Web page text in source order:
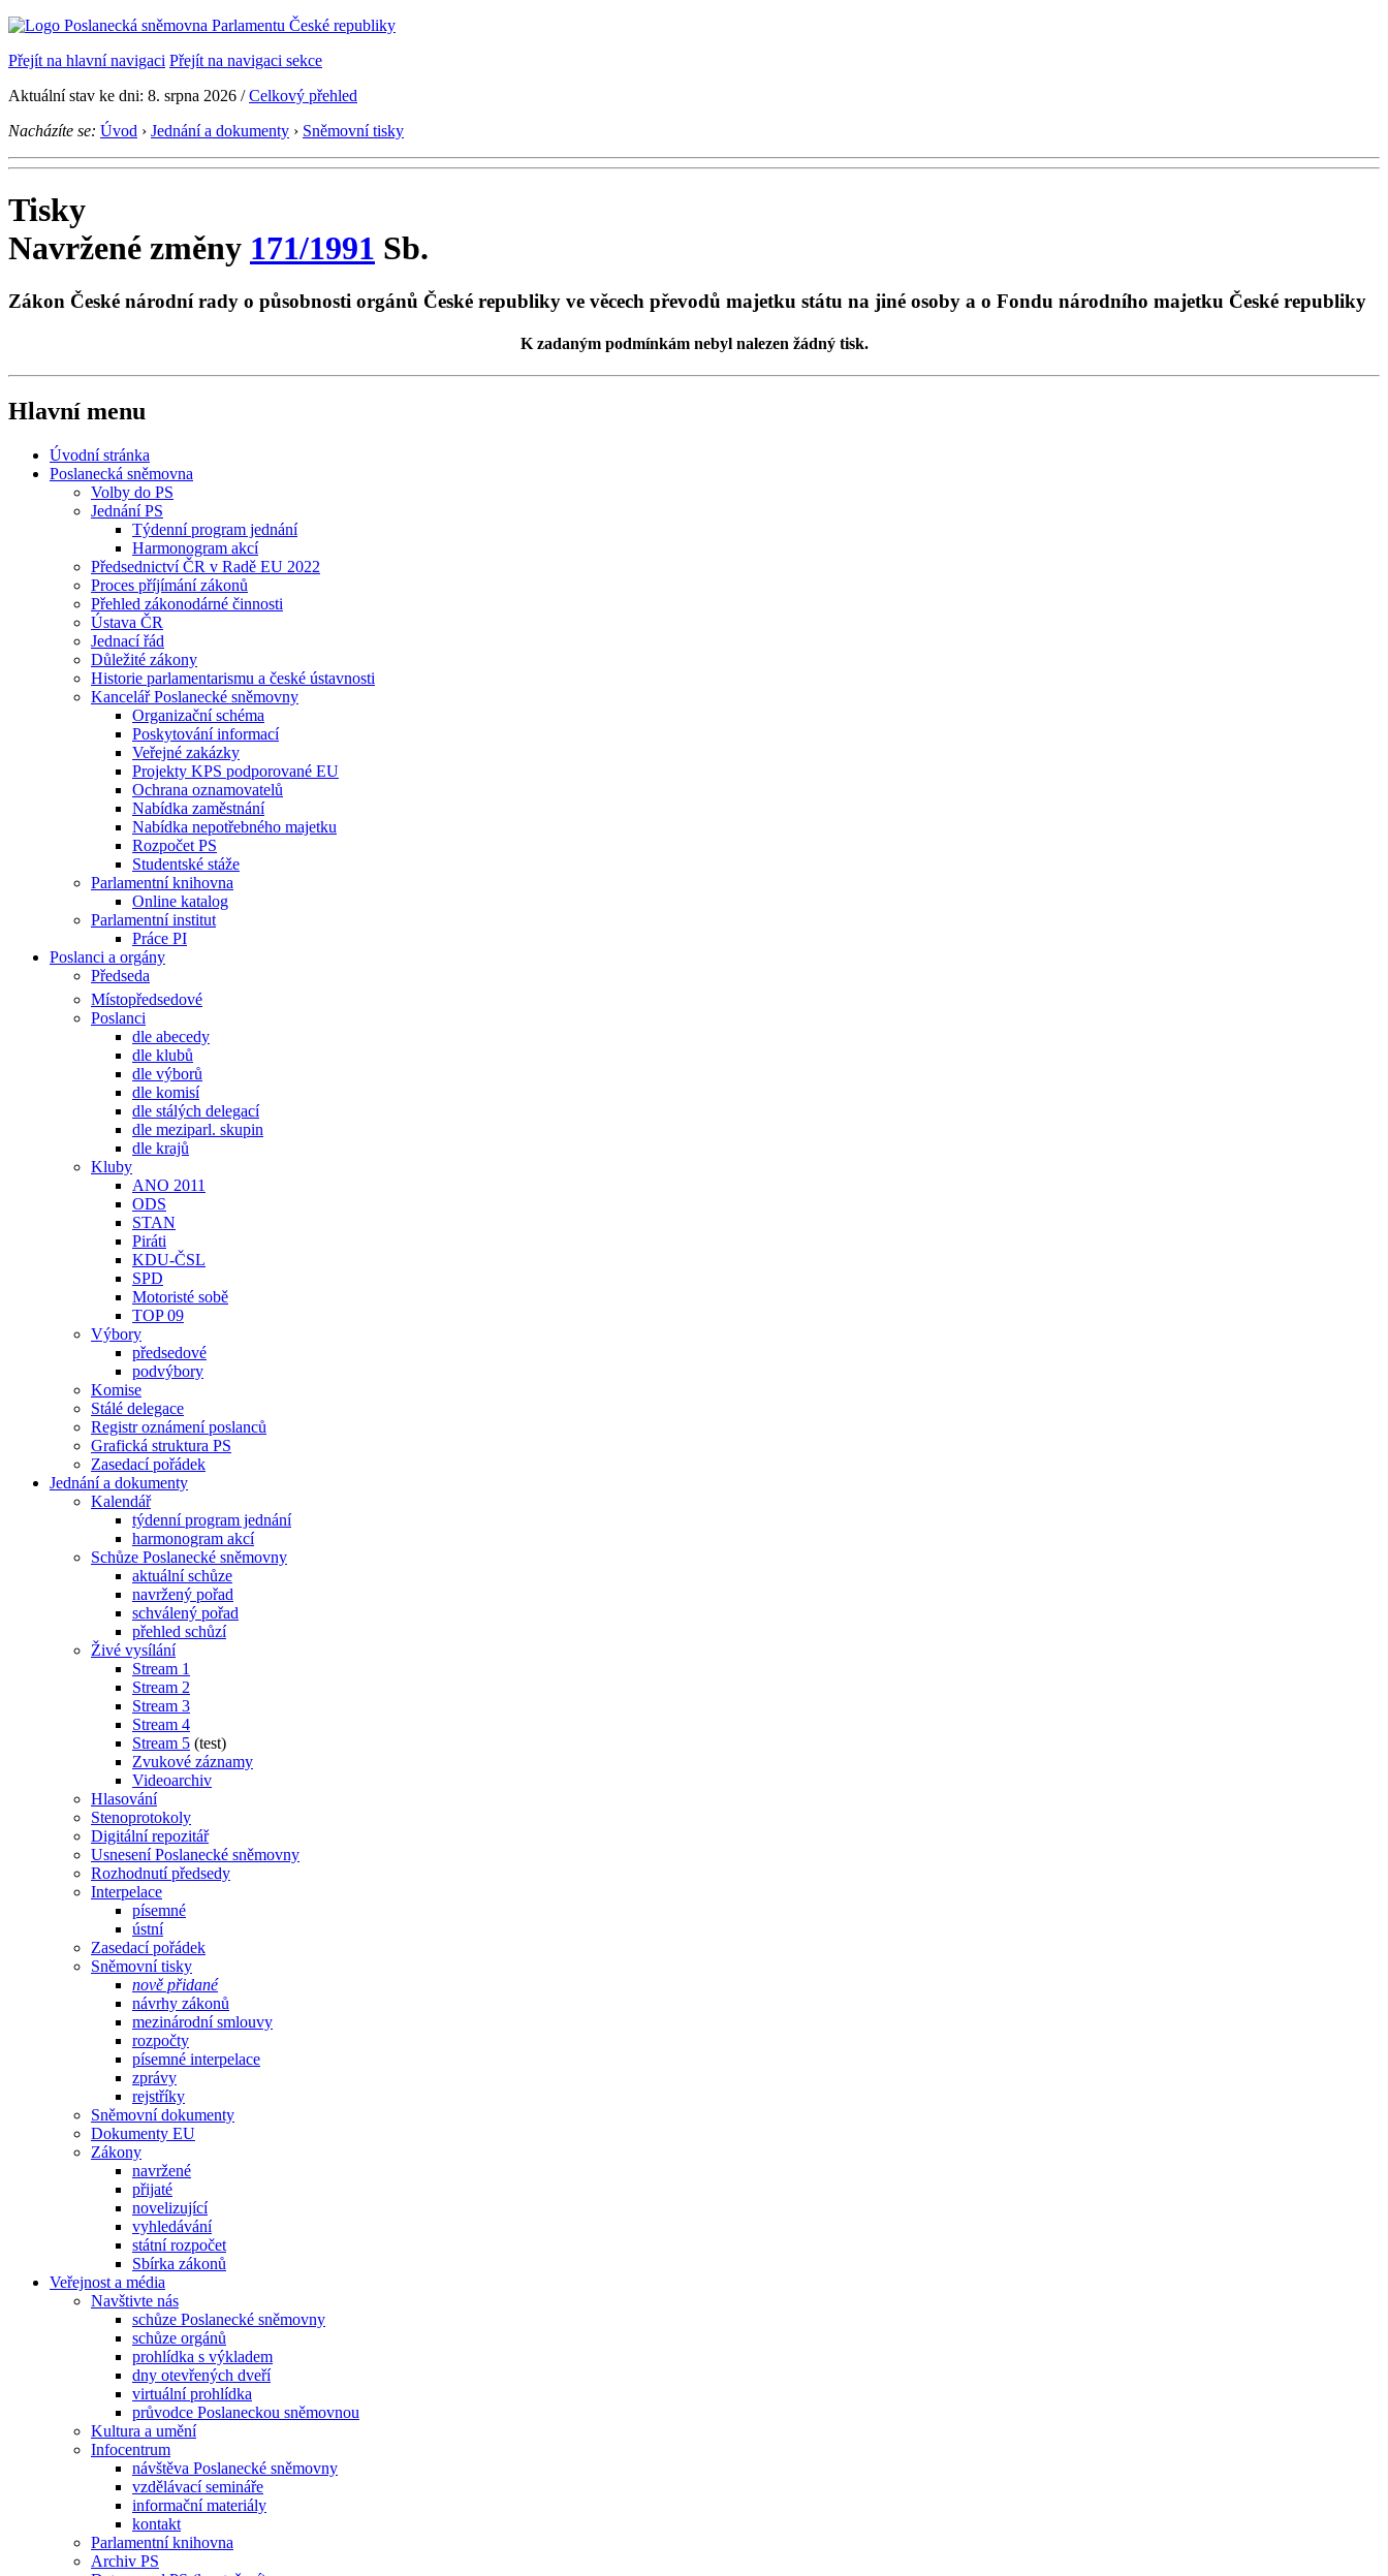
Přejít na hlavní navigaci Přejít na navigaci sekce
Aktuální stav ke dni: 8. srpna 2026 /Celkový přehled
Nacházíte se: Úvod › Jednání a dokumenty › Sněmovní tisky
Tisky
Navržené změny 171/1991 Sb.
Zákon České národní rady o působnosti orgánů České republiky ve věcech převodů majetku státu na jiné osoby a o Fondu národního majetku České republiky
K zadaným podmínkám nebyl nalezen žádný tisk.
Hlavní menu
Úvodní stránka
Poslanecká sněmovna
Volby do PS
Jednání PS
Týdenní program jednání
Harmonogram akcí
Předsednictví ČR v Radě EU 2022
Proces příjímání zákonů
Přehled zákonodárné činnosti
Ústava ČR
Jednací řád
Důležité zákony
Historie parlamentarismu a české ústavnosti
Kancelář Poslanecké sněmovny
Organizační schéma
Poskytování informací
Veřejné zakázky
Projekty KPS podporované EU
Ochrana oznamovatelů
Nabídka zaměstnání
Nabídka nepotřebného majetku
Rozpočet PS
Studentské stáže
Parlamentní knihovna
Online katalog
Parlamentní institut
Práce PI
Poslanci a orgány
Předseda
Místopředsedové
Poslanci
dle abecedy
dle klubů
dle výborů
dle komisí
dle stálých delegací
dle meziparl. skupin
dle krajů
Kluby
ANO 2011
ODS
STAN
Piráti
KDU-ČSL
SPD
Motoristé sobě
TOP 09
Výbory
předsedové
podvýbory
Komise
Stálé delegace
Registr oznámení poslanců
Grafická struktura PS
Zasedací pořádek
Jednání a dokumenty
Kalendář
týdenní program jednání
harmonogram akcí
Schůze Poslanecké sněmovny
aktuální schůze
navržený pořad
schválený pořad
přehled schůzí
Živé vysílání
Stream 1
Stream 2
Stream 3
Stream 4
Stream 5 (test)
Zvukové záznamy
Videoarchiv
Hlasování
Stenoprotokoly
Digitální repozitář
Usnesení Poslanecké sněmovny
Rozhodnutí předsedy
Interpelace
písemné
ústní
Zasedací pořádek
Sněmovní tisky
nově přidané
návrhy zákonů
mezinárodní smlouvy
rozpočty
písemné interpelace
zprávy
rejstříky
Sněmovní dokumenty
Dokumenty EU
Zákony
navržené
přijaté
novelizující
vyhledávání
státní rozpočet
Sbírka zákonů
Veřejnost a média
Navštivte nás
schůze Poslanecké sněmovny
schůze orgánů
prohlídka s výkladem
dny otevřených dveří
virtuální prohlídka
průvodce Poslaneckou sněmovnou
Kultura a umění
Infocentrum
návštěva Poslanecké sněmovny
vzdělávací semináře
informační materiály
kontakt
Parlamentní knihovna
Archiv PS